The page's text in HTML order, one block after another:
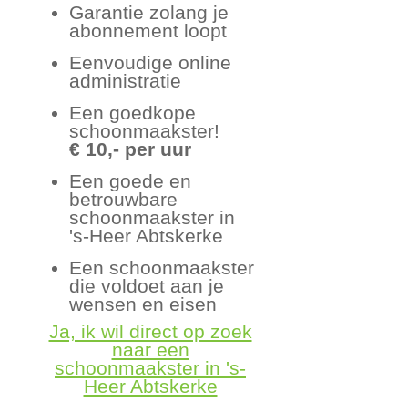
Garantie zolang je
abonnement loopt
Eenvoudige online
administratie
Een goedkope
schoonmaakster!
€ 10,- per uur
Een goede en
betrouwbare
schoonmaakster in
's-Heer Abtskerke
Een schoonmaakster
die voldoet aan je
wensen en eisen
Ja, ik wil direct op zoek
naar een
schoonmaakster in 's-
Heer Abtskerke